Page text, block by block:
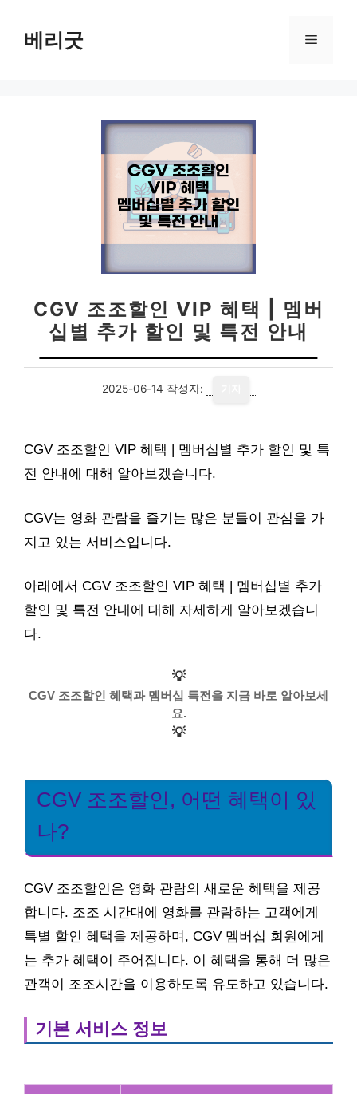
베리굿 메
CGV 조조할인 VIP 혜택 | 멤버
십별 추가 할인 및 특전 안내
2025-06-14 작성자:
CGV 조조할인 VIP 혜택 | 멤버십별 추가 할인 및 특
전 안내에 대해 알아보겠습니다.
CGV는 영화 관람을 즐기는 많은 분들이 관심을 가
지고 있는 서비스입니다.
아래에서 CGV 조조할인 VIP 혜택 | 멤버십별 추가
할인 및 특전 안내에 대해 자세하게 알아보겠습니
다.
💡
CGV 조조할인 혜택과 멤버십 특전을 지금 바로 알아보세
요.
💡
CGV 조조할인, 어떤 혜택이 있
나?
CGV 조조할인은 영화 관람의 새로운 혜택을 제공
합니다. 조조 시간대에 영화를 관람하는 고객에게
특별 할인 혜택을 제공하며, CGV 멤버십 회원에게
는 추가 혜택이 주어집니다. 이 혜택을 통해 더 많은
관객이 조조시간을 이용하도록 유도하고 있습니다.
기본 서비스 정보